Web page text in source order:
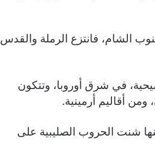
الشام، فانتزع الرملة والقدس
في شرق أوروبا، وتتكون
أقاليم أرمينية.
شنت الحروب الصليبية على